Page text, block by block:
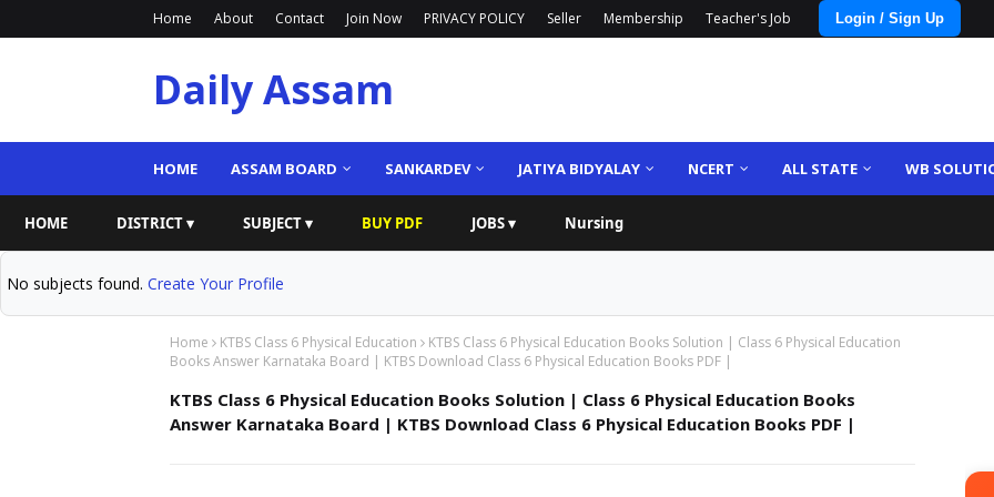
Home About Contact Join Now PRIVACY POLICY Seller Membership Teacher's Job Login / Sign Up
Daily Assam
HOME ASSAM BOARD SANKARDEV JATIYA BIDYALAY NCERT ALL STATE WB
HOME DISTRICT ▾ SUBJECT ▾ BUY PDF JOBS ▾ Nursing
No subjects found. Create Your Profile
Home KTBS Class 6 Physical Education
KTBS Class 6 Physical Education Books Solution | Class 6 Physical Education
Books Answer Karnataka Board | KTBS Download Class 6 Physical Education Books PDF |
KTBS Class 6 Physical Education Books Solution | Class 6 Physical Education Books
Answer Karnataka Board | KTBS Download Class 6 Physical Education Books PDF |